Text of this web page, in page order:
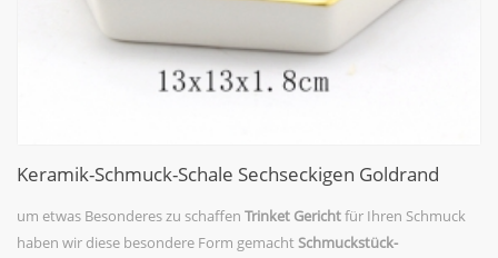
Keramik-Schmuck-Schale Sechseckigen Goldrand
um etwas Besonderes zu schaffen Trinket Gerichtfür Ihren Schmuck
haben wir diese besondere Form gemachtSchmuckstück-